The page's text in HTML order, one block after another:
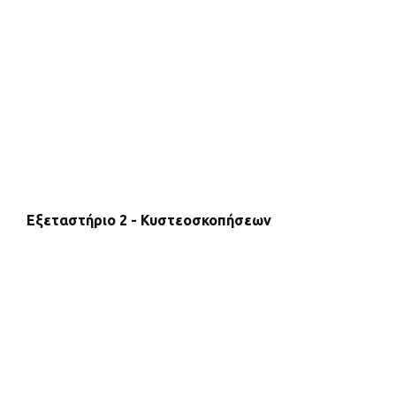
Εξεταστήριο 2 - Κυστεοσκοπήσεων